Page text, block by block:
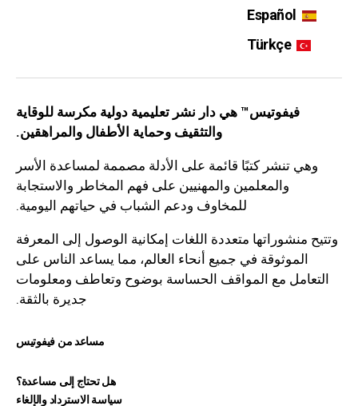
Español
Türkçe
فيفوتيس™ هي دار نشر تعليمية دولية مكرسة للوقاية
والتثقيف وحماية الأطفال والمراهقين.
وهي تنشر كتبًا قائمة على الأدلة مصممة لمساعدة الأسر
والمعلمين والمهنيين على فهم المخاطر والاستجابة
للمخاوف ودعم الشباب في حياتهم اليومية.
وتتيح منشوراتها متعددة اللغات إمكانية الوصول إلى المعرفة
الموثوقة في جميع أنحاء العالم، مما يساعد الناس على
التعامل مع المواقف الحساسة بوضوح وتعاطف ومعلومات
جديرة بالثقة.
مساعد من فيفوتيس
هل تحتاج إلى مساعدة؟
سياسة الاسترداد والإلغاء